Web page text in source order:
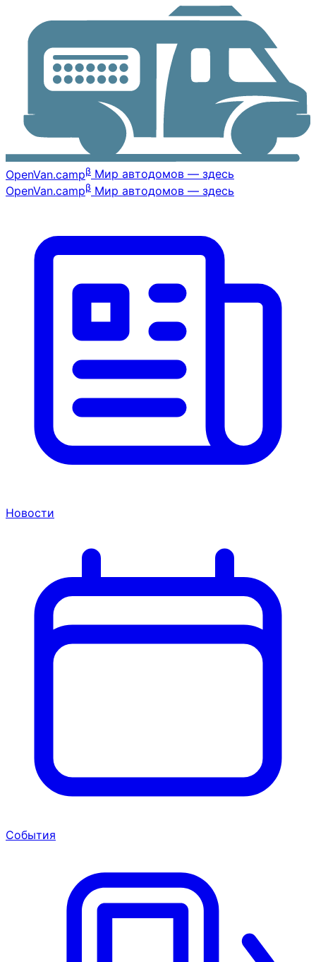
OpenVan.campβ Мир автодомов — здесь
OpenVan.campβ Мир автодомов — здесь
Новости
События